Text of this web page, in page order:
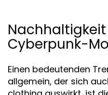
Cyberpunk-
Einen bedeutenden
allgemein, der sich